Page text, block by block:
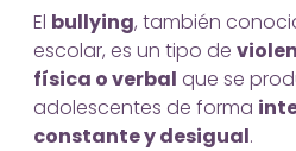
El bullying, también
escolar, es un tipo de
física o verbal que se
adolescentes de forma
constante y desigual.